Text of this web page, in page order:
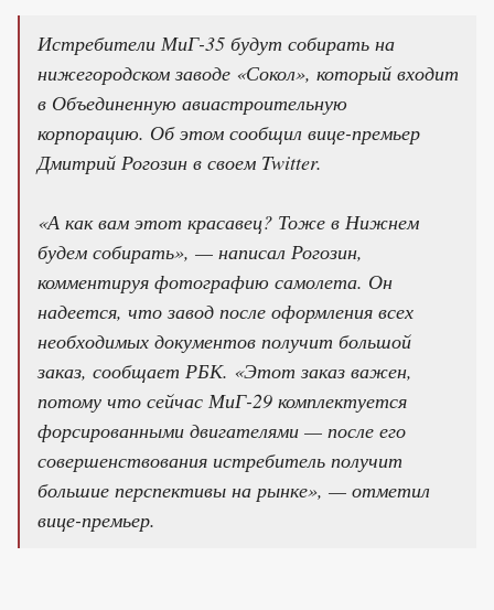
Истребители МиГ-35 будут собирать на
нижегородском заводе «Сокол», который входит
в Объединенную авиастроительную
корпорацию. Об этом сообщил вице-премьер
Дмитрий Рогозин в своем Twitter.
«А как вам этот красавец? Тоже в Нижнем
будем собирать», — написал Рогозин,
комментируя фотографию самолета. Он
надеется, что завод после оформления всех
необходимых документов получит большой
заказ, сообщает РБК. «Этот заказ важен,
потому что сейчас МиГ-29 комплектуется
форсированными двигателями — после его
совершенствования истребитель получит
большие перспективы на рынке», — отметил
вице-премьер.